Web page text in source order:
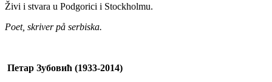
Živi i stvara u Podgorici i Stockholmu.
Poet, skriver på serbiska.
Петар Зубовић (1933-2014)